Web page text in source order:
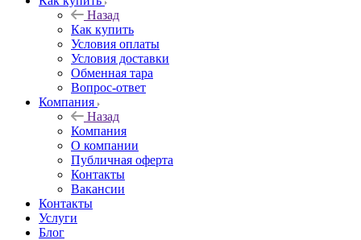
Назад
Как купить
Условия оплаты
Условия доставки
Обменная тара
Вопрос-ответ
Компания
Назад
Компания
О компании
Публичная оферта
Контакты
Вакансии
Контакты
Услуги
Блог